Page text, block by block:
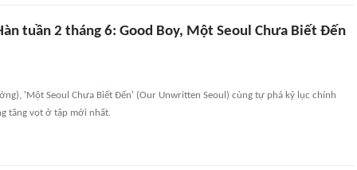
tuần 2 tháng 6: Good Boy, Một Seoul Chưa Biết Đến
'Một Seoul Chưa Biết Đến' (Our Unwritten Seoul) cùng tự phá kỷ lục chính
tăng vọt ở tập mới nhất.